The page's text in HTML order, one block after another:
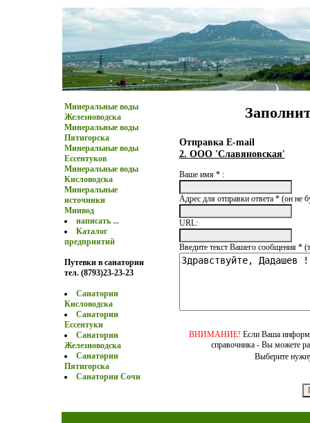
Минеральные воды
Железноводска
Минеральные воды
Пятигорска
Минеральные воды
Ессентуков
Минеральные воды
Кисловодска
Минеральные
источники
Минвод
написать ...
Каталог
предприятий
Путевки в санатории
тел. (8793)23-23-23
Санатории
Кисловодска
Санатории
Ессентуки
Санатории
Железноводска
Санатории
Пятигорска
Санатории Сочи
Отправка E-mail
2. ООО 'Славяновская'
Ваше имя * :
Адрес для отправки ответа * (он не
URL:
Введите текст Вашего сообщения *
ВНИМАНИЕ! Если Ваша
справочника - Вы можете
Выберите